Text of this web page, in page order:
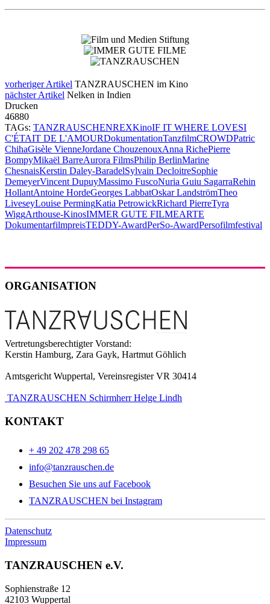
vorheriger Artikel TANZRAUSCHEN im Kino
nächster Artikel Nelken in Indien
Drucken
46880
TAGs: TANZRAUSCHENREXKinoIF IT WHERE LOVESI
C'ÉTAIT DE L'AMOURDokumentationTanzfilmCROWDPatric
ChihaGisèle VienneJordane ChouzenouxAnna RichePierre
BompyMikaël BarreAurora FilmsPhilip BerlinMarine
ChesnaisKerstin Daley-BaradelSylvain DecloitreSophie
DemeyerVincent DupuyMassimo FuscoNuria Guiu SagarraRehin
HollantAntoine HordeGeorges LabbatOskar LandströmTheo
LiveseyLouise PermingKatia PetrowickRichard PierreTyra
WiggArthouse-KinosIMMER GUTE FILMEARTE
DokumentarfilmpreisTEDDY-AwardPerSo-AwardPersofilmfestival
ORGANISATION
Vertretungsberechtigter Vorstand:
Kerstin Hamburg, Zara Gayk, Hartmut Göhlich
Amtsgericht Wuppertal, Vereinsregister VR 30414
TANZRAUSCHEN Schirmherr Helge Lindh
KONTAKT
+ 49 202 478 298 65
info@tanzrauschen.de
Besuchen Sie uns auf Facebook
TANZRAUSCHEN bei Instagram
Datenschutz
Impressum
TANZRAUSCHEN e.V.
Sophienstraße 12
42103 Wuppertal